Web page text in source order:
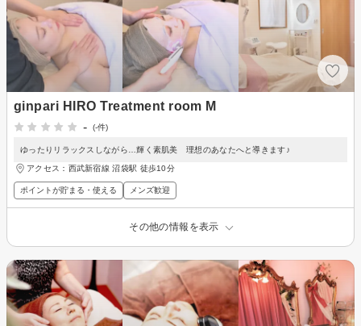
ginpari HIRO Treatment room M
-
(-件)
ゆったりリラックスしながら…輝く素肌美 理想のあなたへと導きます♪
アクセス：西武新宿線 沼袋駅 徒歩10分
ポイントが貯まる・使える メンズ歓迎
その他の情報を表示